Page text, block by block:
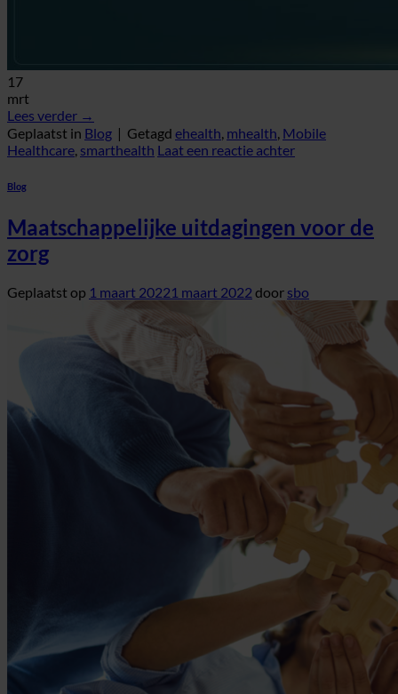
17
mrt
Lees verder →
Geplaatst in Blog | Getagd ehealth, mhealth, Mobile
Healthcare, smarthealth Laat een reactie achter
Blog
Maatschappelijke uitdagingen voor de
zorg
Geplaatst op 1 maart 20221 maart 2022 door sbo